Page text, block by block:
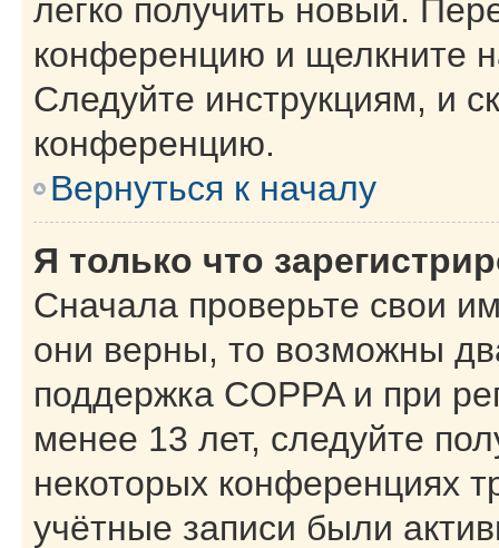
легко получить новый.
конференцию и щелкните
Следуйте инструкциям, и
конференцию.
Вернуться к началу
Я только что
Сначала проверьте свои
они верны, то возможны
поддержка COPPA и при
менее 13 лет, следуйте
некоторых конференциях
учётные записи были